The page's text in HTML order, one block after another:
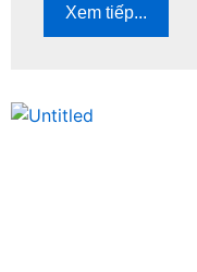
Xem tiếp...